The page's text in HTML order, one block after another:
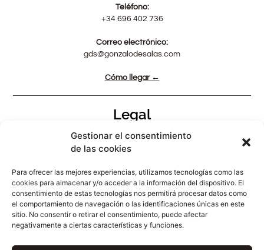
Gestionar el consentimiento
de las cookies
Para ofrecer las mejores experiencias, utilizamos tecnologías como las
cookies para almacenar y/o acceder a la información del dispositivo. El
consentimiento de estas tecnologías nos permitirá procesar datos como
el comportamiento de navegación o las identificaciones únicas en este
sitio. No consentir o retirar el consentimiento, puede afectar
negativamente a ciertas características y funciones.
Teléfono:
+34 696 402 736
Correo electrónico:
gds@gonzalodesalas.com
Cómo llegar ←
Legal
Aviso Legal
Política de cookies (UE)
Accesibilidad